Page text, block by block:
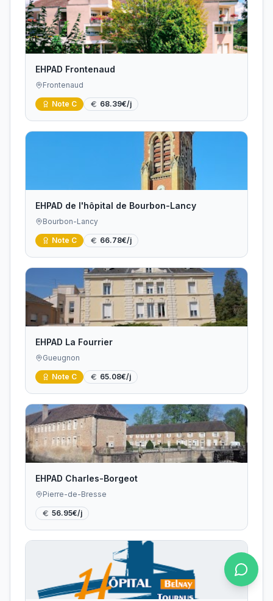
EHPAD Frontenaud
Frontenaud
Note C 68.39€/j
EHPAD de l'hôpital de Bourbon-Lancy
Bourbon-Lancy
Note C 66.78€/j
EHPAD La Fourrier
Gueugnon
Note C 65.08€/j
EHPAD Charles-Borgeot
Pierre-de-Bresse
56.95€/j